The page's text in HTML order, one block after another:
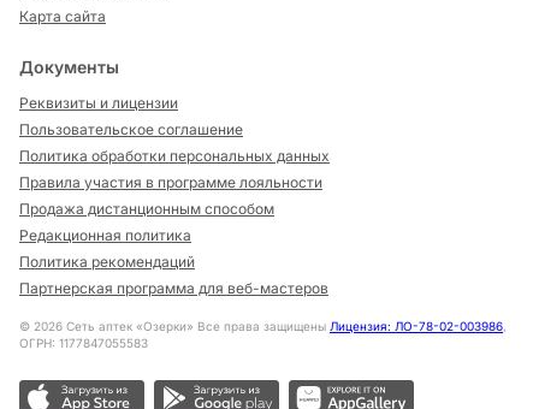
Карта сайта
Документы
Реквизиты и лицензии
Пользовательское соглашение
Политика обработки персональных данных
Правила участия в программе лояльности
Продажа дистанционным способом
Редакционная политика
Политика рекомендаций
Партнерская программа для веб-мастеров
© 2026 Сеть аптек «Озерки» Все права защищены Лицензия: ЛО-78-02-003986,
ОГРН: 1177847055583